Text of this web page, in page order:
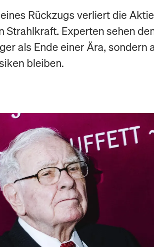
Rückzugs verliert die
Strahlkraft. Experten sehen
als Ende einer Ära, sondern
bleiben.